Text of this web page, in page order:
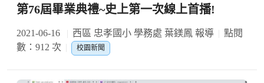
第76屆畢業典禮~史上第一次線上首播!
2021-06-16 西區 忠孝國小 學務處 葉鎂鳳 報導
點閱
數：912 次
校園新聞